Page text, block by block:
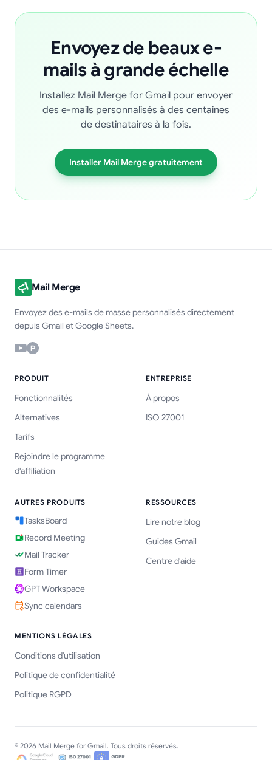
Envoyez de beaux e-
mails à grande échelle
Installez Mail Merge for Gmail pour envoyer
des e-mails personnalisés à des centaines
de destinataires à la fois.
Installer Mail Merge gratuitement
Mail Merge
Envoyez des e-mails de masse personnalisés directement
depuis Gmail et Google Sheets.
PRODUIT
Fonctionnalités
Alternatives
Tarifs
Rejoindre le programme
d'affiliation
ENTREPRISE
À propos
ISO 27001
AUTRES PRODUITS
TasksBoard
Record Meeting
Mail Tracker
Form Timer
GPT Workspace
Sync calendars
RESSOURCES
Lire notre blog
Guides Gmail
Centre d'aide
MENTIONS LÉGALES
Conditions d'utilisation
Politique de confidentialité
Politique RGPD
© 2026 Mail Merge for Gmail. Tous droits réservés.